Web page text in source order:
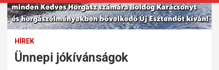
HÍREK
Ünnepi jókívánságok